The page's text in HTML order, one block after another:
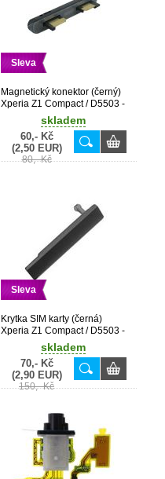
Sleva
Magnetický konektor (černý)
Xperia Z1 Compact / D5503 -
skladem
60,- Kč
(2,50 EUR)
80,- Kč
Sleva
Krytka SIM karty (černá)
Xperia Z1 Compact / D5503 -
skladem
70,- Kč
(2,90 EUR)
150,- Kč